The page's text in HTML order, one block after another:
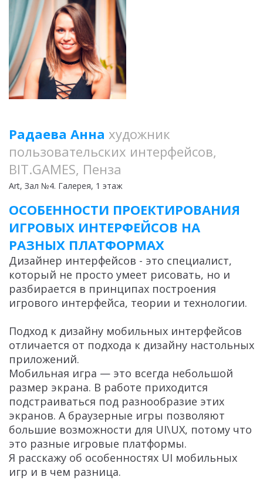
Радаева Анна художник
пользовательских интерфейсов,
BIT.GAMES, Пенза
Art, Зал №4. Галерея, 1 этаж
ОСОБЕННОСТИ ПРОЕКТИРОВАНИЯ
ИГРОВЫХ ИНТЕРФЕЙСОВ НА
РАЗНЫХ ПЛАТФОРМАХ
Дизайнер интерфейсов - это специалист,
который не просто умеет рисовать, но и
разбирается в принципах построения
игрового интерфейса, теории и технологии.
Подход к дизайну мобильных интерфейсов
отличается от подхода к дизайну настольных
приложений.
Мобильная игра — это всегда небольшой
размер экрана. В работе приходится
подстраиваться под разнообразие этих
экранов. А браузерные игры позволяют
большие возможности для UI\UX, потому что
это разные игровые платформы.
Я расскажу об особенностях UI мобильных
игр и в чем разница.